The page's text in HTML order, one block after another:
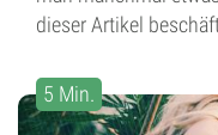
dieser Artikel
5 Min.